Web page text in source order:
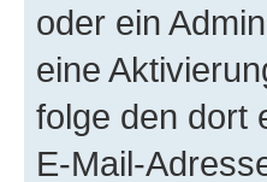
oder ein
eine
folge den dort
E-Mail-